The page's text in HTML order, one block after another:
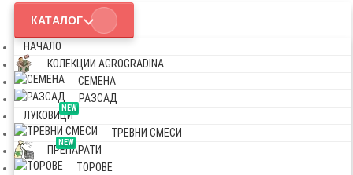
КАТАЛОГ
НАЧАЛО
КОЛЕКЦИИ AGROGRADINA
СЕМЕНА
РАЗСАД
NEW
ЛУКОВИЦИ
ТРЕВНИ СМЕСИ
NEW
ПРЕПАРАТИ
ТОРОВЕ